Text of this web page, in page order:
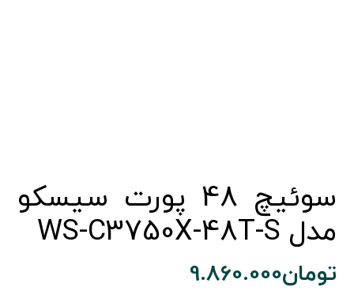
سوئیچ 48 پورت سیسکو
مدل WS-C3750X-48T-S
تومان9.860.000